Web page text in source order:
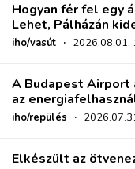
Hogyan fér fel egy
Lehet, Pálházán
iho/vasút · 2026.08.01.
A Budapest Airport
az
iho/repülés ·
Elkészült az